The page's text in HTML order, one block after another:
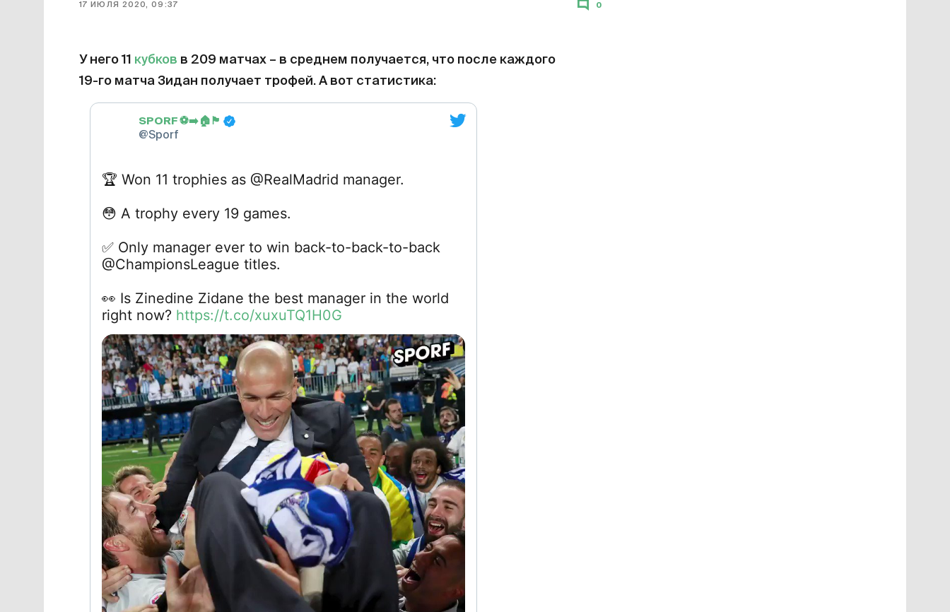
17 ИЮЛЯ 2020, 09:37 0
У него 11 кубков в 209 матчах – в среднем получается, что после каждого
19-го матча Зидан получает трофей. А вот статистика:
SPORF ⚽️➡️ 🏠 🏴󠁧󠁢󠁥󠁮󠁧󠁿
@Sporf
🏆 Won 11 trophies as @RealMadrid manager.
😳 A trophy every 19 games.
✅ Only manager ever to win back-to-back-to-back
@ChampionsLeague titles.
👀 Is Zinedine Zidane the best manager in the world
right now? https://t.co/xuxuTQ1H0G